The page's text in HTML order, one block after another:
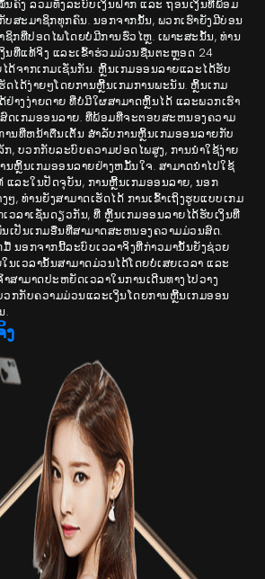
ຄົງ ລວມທັງລະບົບເງິນຝາກ ແລະ ຖອນເງິນທີ່ພ້ອມ
ບສະມາຊິກທຸກຄົນ. ນອກຈາກນັ້ນ, ພວກເຮົາຍັງມີບ່ອນ
ກທີ່ປອດໄພໂດຍບໍ່ມີການຮົ່ວໄຫຼ. ເພາະສະນັ້ນ, ທ່ານ
ນທີ່ແທ້ຈິງ ແລະເຂົ້າຮ່ວມມ່ວນຊື່ນຕະຫຼອດ 24
ດ້ຈາກເກມເຊັ່ນກັນ. ຫຼິ້ນເກມອອນລາຍແລະໄດ້ຮັບ
ດໄດ້ງ່າຍໆໂດຍການຫຼີ້ນເກມການພະນັນ. ຫຼິ້ນ​ເກມ​
ຢ່າງງ່າຍດາຍ ທີ່ບໍ່ມີໃຜສາມາດຫຼິ້ນໄດ້ ແລະພວກເຮົາ
ດເກມອອນລາຍ. ທີ່ພ້ອມທີ່ຈະຕອບສະຫນອງຄວາມ
ານທີ່ຫນ້າຕື່ນເຕັ້ນ ສໍາລັບການຫຼິ້ນເກມອອນລາຍກັບ
ກ, ບວກກັບລະບົບຄວາມປອດໄພສູງ, ການນໍາໃຊ້ງ່າຍ
ຫຼິ້ນເກມອອນລາຍຢ່າງຫມັ້ນໃຈ. ສາມາດນໍາໄປໃຊ້
ແລະໃນປັດຈຸບັນ, ການຫຼີ້ນເກມອອນລາຍ, ນອກ
ໆ, ທ່ານຍັງສາມາດເຮັດໄດ້ ການ​ເຂົ້າ​ເຖິງ​ຮູບ​ແບບ​ເກມ​
ວ​ລາ​ເຊັ່ນ​ດຽວ​ກັນ​, ທີ່​ ຫຼິ້ນເກມອອນລາຍໄດ້ຮັບເງິນທີ່
ເປັນເກມອື່ນທີ່ສາມາດສະຫນອງຄວາມມ່ວນສົດ.
ນອກຈາກນີ້ລະບົບເວລາຈິງທີ່ກ່າວມານັ້ນຍັງຊ່ວຍ
ເວລານັ້ນສາມາດມ່ວນໄດ້ໂດຍບໍ່ເສຍເວລາ ແລະ
ສາມາດປະຫຍັດເວລາໃນການເດີນທາງໄປວາງ
ວກກັບຄວາມມ່ວນແລະເງິນໂດຍການຫຼີ້ນເກມອອນ
.
ງ